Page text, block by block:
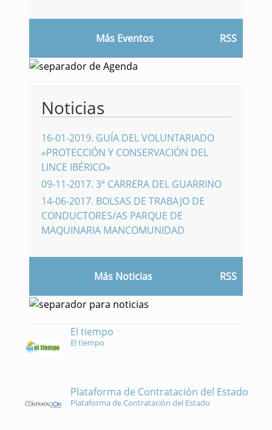
Más Eventos RSS
Noticias
16-01-2019. GUÍA DEL VOLUNTARIADO
«PROTECCIÓN Y CONSERVACIÓN DEL
LINCE IBÉRICO»
09-11-2017. 3ª CARRERA DEL GUARRINO
14-06-2017. BOLSAS DE TRABAJO DE
CONDUCTORES/AS PARQUE DE
MAQUINARIA MANCOMUNIDAD
Más Noticias RSS
El tiempo
El tiempo
Plataforma de Contratación del Estado
Plataforma de Contratación del Estado